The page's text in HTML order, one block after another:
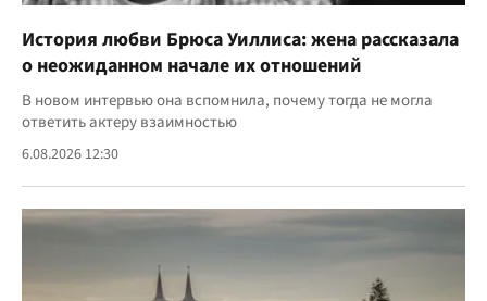
История любви Брюса Уиллиса: жена рассказала
о неожиданном начале их отношений
В новом интервью она вспомнила, почему тогда не могла
ответить актеру взаимностью
6.08.2026 12:30